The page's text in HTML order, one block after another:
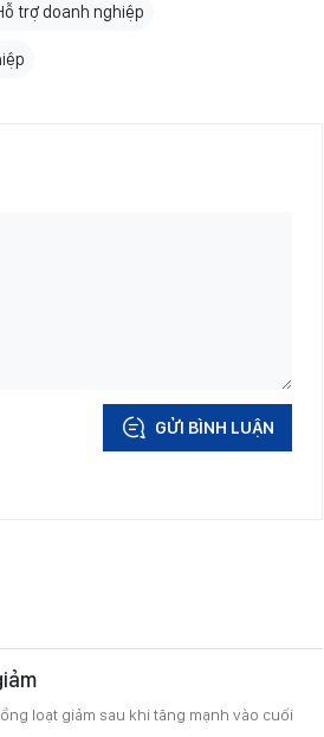
trợ doanh nghiệp
GỬI BÌNH LUẬN
loạt giảm sau khi tăng mạnh vào cuối